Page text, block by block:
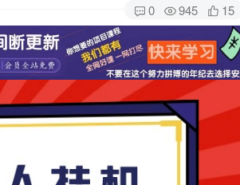
0 945 15